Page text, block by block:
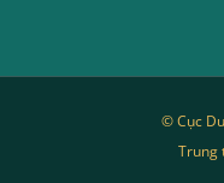
© Cục
Trung